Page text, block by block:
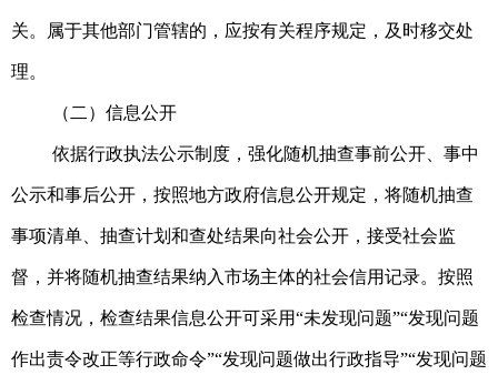
关。属于其他部门管辖的，应按有关程序规定，及时移交处
理。
（二）信息公开
依据行政执法公示制度，强化随机抽查事前公开、事中
公示和事后公开，按照地方政府信息公开规定，将随机抽查
事项清单、抽查计划和查处结果向社会公开，接受社会监
督，并将随机抽查结果纳入市场主体的社会信用记录。按照
检查情况，检查结果信息公开可采用“未发现问题”“发现问题
作出责令改正等行政命令”“发现问题做出行政指导”“发现问题